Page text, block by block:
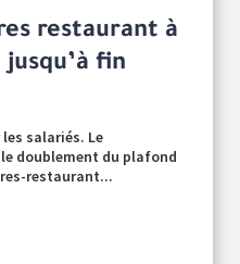
restaurant à
fin
les salariés. Le
doublement du plafond
restaurant...